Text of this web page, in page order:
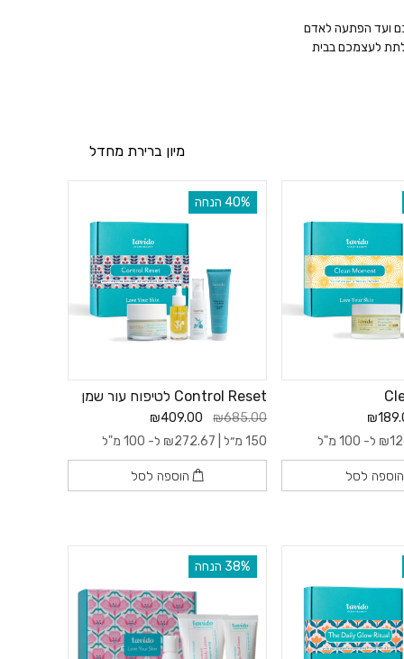
ועד הפתעה לאדם
לתת לעצמכם בבית
לעקוב ולשים לב
העור.
פטשולי.
המתאימים לרך
₪ ל- 100 מ"ל
לסל
‫40% הנחה
Control Reset לטיפוח עור שמן
₪685.00
₪409.00
150 מ״ל |
₪272.67 ל- 100 מ"ל
הוספה לסל
‫38% הנחה